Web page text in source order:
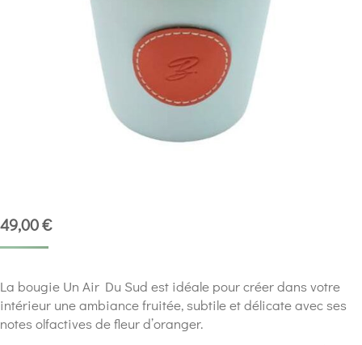
49,00€
La bougie Un Air Du Sud est idéale pour créer dans votre
intérieur une ambiance fruitée, subtile et délicate avec ses
notes olfactives de fleur d’oranger.